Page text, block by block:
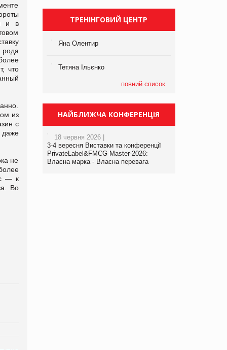
и в
рода
что
из
с
не
— к
Во
ТРЕНІНГОВИЙ ЦЕНТР
Яна Олентир
Тетяна Ільєнко
повний список
НАЙБЛИЖЧА КОНФЕРЕНЦІЯ
18 червня 2026 |
3-4 вересня Виставки та конференції
PrivateLabel&FMCG Master-2026:
Власна марка - Власна перевага